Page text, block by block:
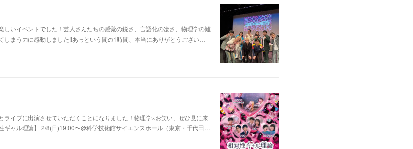
しいイベントでした！芸人さんたちの感覚の鋭さ、言語化の凄さ、物理学の難
まう力に感動しました‼︎あっという間の1時間、本当にありがとうござい…
ライブに出演させていただくことになりました！物理学×お笑い、ぜひ見に来
ャル理論】 2/8(日)19:00〜@科学技術館サイエンスホール（東京・千代田…